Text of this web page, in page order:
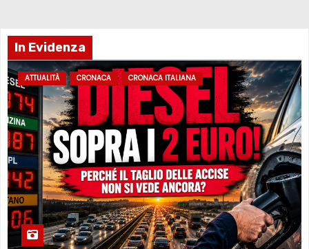
In Evidenza
ATTUALITÀ CRONACA CRONACA ITALIANA